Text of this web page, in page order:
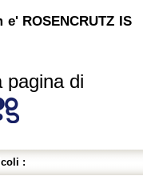
ROSENCRUTZ IS
pagina di
: